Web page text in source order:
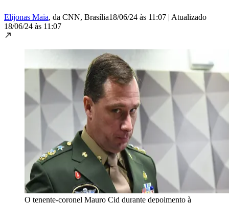
Elijonas Maia, da CNN, Brasília18/06/24 às 11:07 | Atualizado
18/06/24 às 11:07
O tenente-coronel Mauro Cid durante depoimento à